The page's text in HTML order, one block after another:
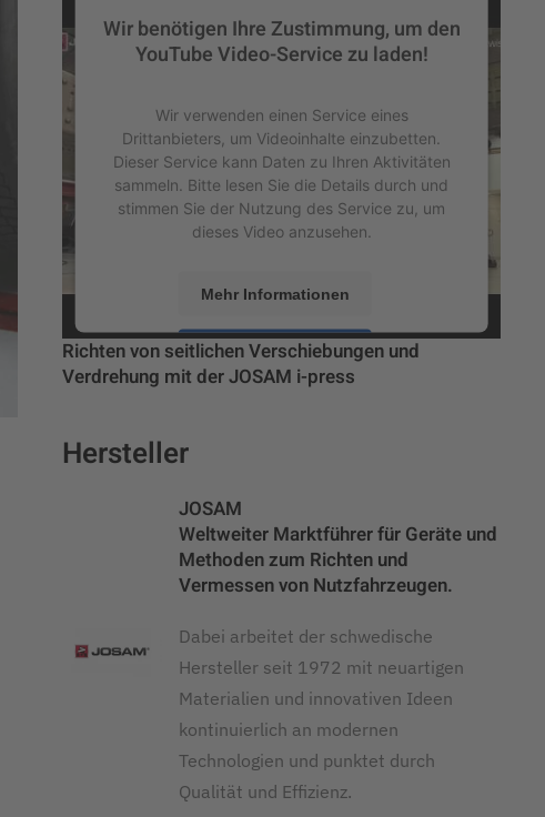
Wir benötigen Ihre Zustimmung, um den
YouTube Video-Service zu laden!
Wir verwenden einen Service eines
Drittanbieters, um Videoinhalte einzubetten.
Dieser Service kann Daten zu Ihren Aktivitäten
sammeln. Bitte lesen Sie die Details durch und
stimmen Sie der Nutzung des Service zu, um
dieses Video anzusehen.
Mehr Informationen
Akzeptieren
powered by
Usercentrics Consent Management
Richten von seitlichen Verschiebungen und
Verdrehung mit der JOSAM i-press
Hersteller
JOSAM
Weltweiter Marktführer für Geräte und
Methoden zum Richten und
Vermessen von Nutzfahrzeugen.
Dabei arbeitet der schwedische
Hersteller seit 1972 mit neuartigen
Materialien und innovativen Ideen
kontinuierlich an modernen
Technologien und punktet durch
Qualität und Effizienz.